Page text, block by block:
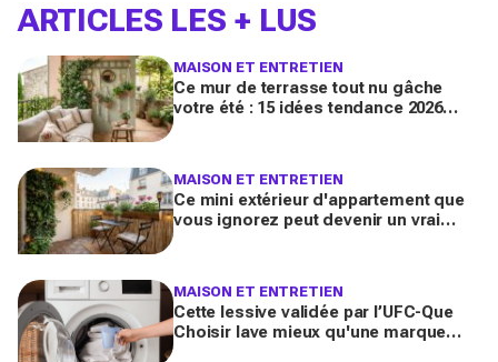
ARTICLES LES + LUS
MAISON ET ENTRETIEN
Ce mur de terrasse tout nu gâche
votre été : 15 idées tendance 2026
MAISON ET ENTRETIEN
Ce mini extérieur d'appartement que
vous ignorez peut devenir un vrai
MAISON ET ENTRETIEN
Cette lessive validée par l’UFC-Que
Choisir lave mieux qu'une marque